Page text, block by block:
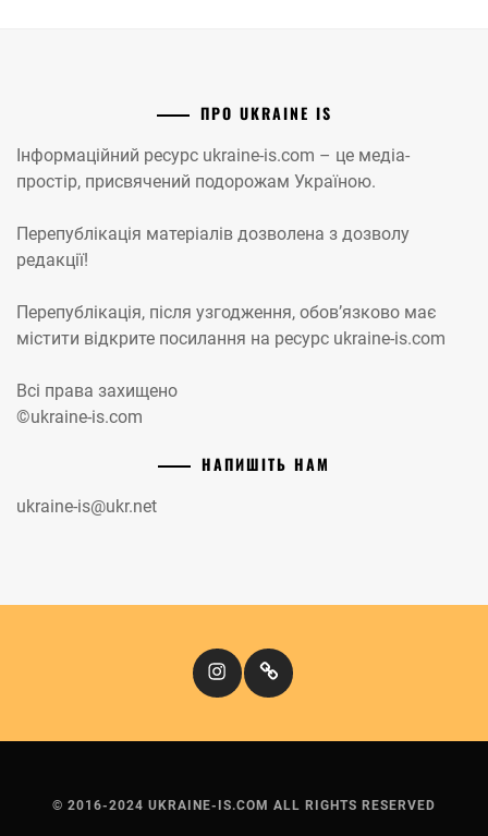
ПРО UKRAINE IS
Інформаційний ресурс ukraine-is.com – це медіа-
простір, присвячений подорожам Україною.
Перепублікація матеріалів дозволена з дозволу
редакції!
Перепублікація, після узгодження, обов’язково має
містити відкрите посилання на ресурс ukraine-is.com
Всі права захищено
©ukraine-is.com
НАПИШІТЬ НАМ
ukraine-is@ukr.net
InstagramКіномандри
© 2016-2024 UKRAINE-IS.COM ALL RIGHTS RESERVED